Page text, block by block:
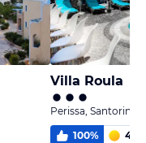
Villa Roula
Perissa, Santorini
100% 4,9